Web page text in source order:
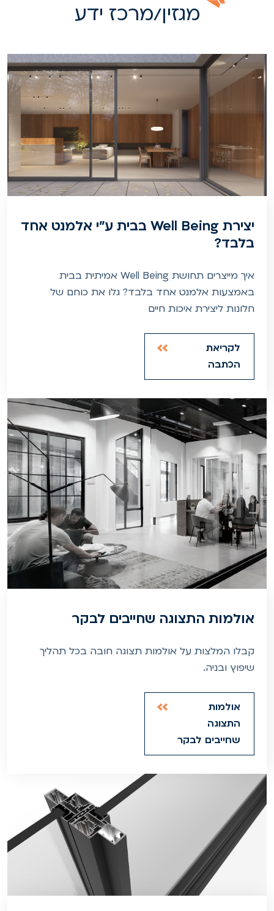
מגזין/מרכז ידע
יצירת Well Being בבית ע"י אלמנט אחד
בלבד?
איך מייצרים תחושת Well Being אמיתית בבית
באמצעות אלמנט אחד בלבד? גלו את כוחם של
חלונות ליצירת איכות חיים
לקריאת
הכתבה
אולמות התצוגה שחייבים לבקר
קבלו המלצות על אולמות תצוגה חובה בכל תהליך
שיפוץ ובניה.
אולמות
התצוגה
שחייבים לבקר